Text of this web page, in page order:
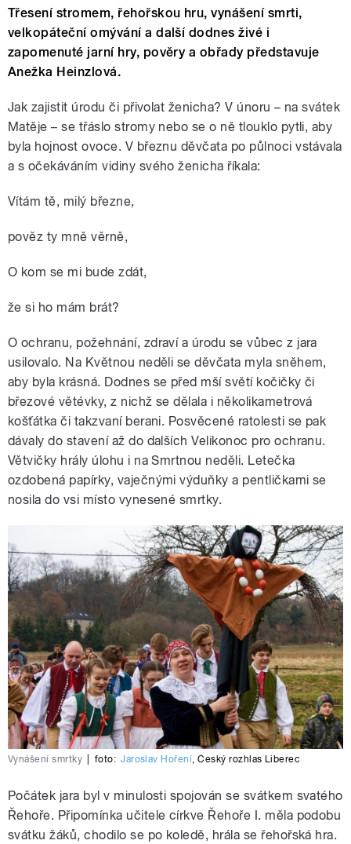
Třesení stromem, řehořskou hru, vynášení smrti,
velkopáteční omývání a další dodnes živé i
zapomenuté jarní hry, pověry a obřady představuje
Anežka Heinzlová.
Jak zajistit úrodu či přivolat ženicha? V únoru – na svátek
Matěje – se třáslo stromy nebo se o ně tlouklo pytli, aby
byla hojnost ovoce. V březnu děvčata po půlnoci vstávala
a s očekáváním vidiny svého ženicha říkala:
Vítám tě, milý březne,
pověz ty mně věrně,
O kom se mi bude zdát,
že si ho mám brát?
O ochranu, požehnání, zdraví a úrodu se vůbec z jara
usilovalo. Na Květnou neděli se děvčata myla sněhem,
aby byla krásná. Dodnes se před mší světí kočičky či
březové větévky, z nichž se dělala i několikametrová
košťátka či takzvaní berani. Posvěcené ratolesti se pak
dávaly do stavení až do dalších Velikonoc pro ochranu.
Větvičky hrály úlohu i na Smrtnou neděli. Letečka
ozdobená papírky, vaječnými výduňky a pentličkami se
nosila do vsi místo vynesené smrtky.
Vynášení smrtky foto: Jaroslav Hoření,Český rozhlas Liberec
Počátek jara byl v minulosti spojován se svátkem svatého
Řehoře. Připomínka učitele církve Řehoře I. měla podobu
svátku žáků, chodilo se po koledě, hrála se řehořská hra.